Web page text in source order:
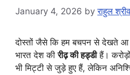
January 4, 2026 byराहुल
दोस्तों जैसे कि हम बचपन से देखते आ
भारत देश कीरीढ़ की हड्डीहैं।
भी मिट्टी से जुड़े हुए हैं, लेकिन